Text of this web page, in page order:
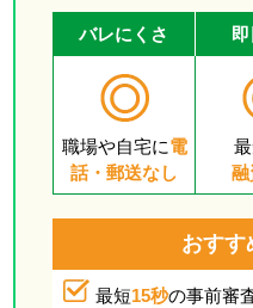
バレにくさ
職場や自宅に電
話・郵送なし
おすす
最短15秒の事前審